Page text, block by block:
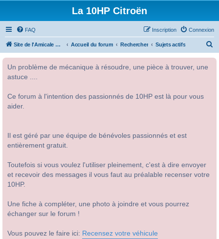
La 10HP Citroën
FAQ Connexion
Inscription
Site de l'Amicale Citroën 10HP Accueil du forum Rechercher Sujets actifs
Un problème de mécanique à résoudre, une pièce à trouver, une
astuce ....
Ce forum à l'intention des passionnés de 10HP est là pour vous
aider.
Il est géré par une équipe de bénévoles passionnés et est
entièrement gratuit.
Toutefois si vous voulez l'utiliser pleinement, c'est à dire envoyer
et recevoir des messages il vous faut au préalable recenser votre
10HP.
Une fiche à compléter, une photo à joindre et vous pourrez
échanger sur le forum !
Vous pouvez le faire ici: Recensez votre véhicule